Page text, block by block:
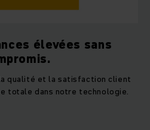
élevées sans
qualité et la satisfaction client
totale dans notre technologie.